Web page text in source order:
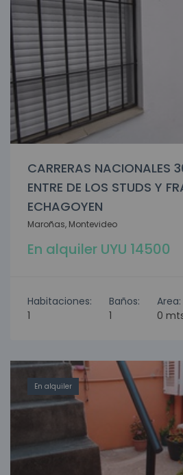
CARRERAS NACIONALES
ENTRE DE LOS STUDS Y
ECHAGOYEN
Maroñas, Montevideo
En alquiler UYU 14500
Habitaciones:
1
Baños:
1
Area:
0
En alquiler